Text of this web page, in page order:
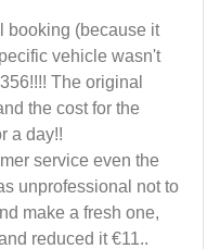
booking (because it
vehicle wasn't
The original
the cost for the
a day!!
service even the
unprofessional not to
make a fresh one,
reduced it €11..